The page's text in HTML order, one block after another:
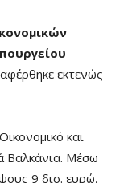
εκτενώς
και
Βαλκάνια. Μέσω
9 δισ. ευρώ,